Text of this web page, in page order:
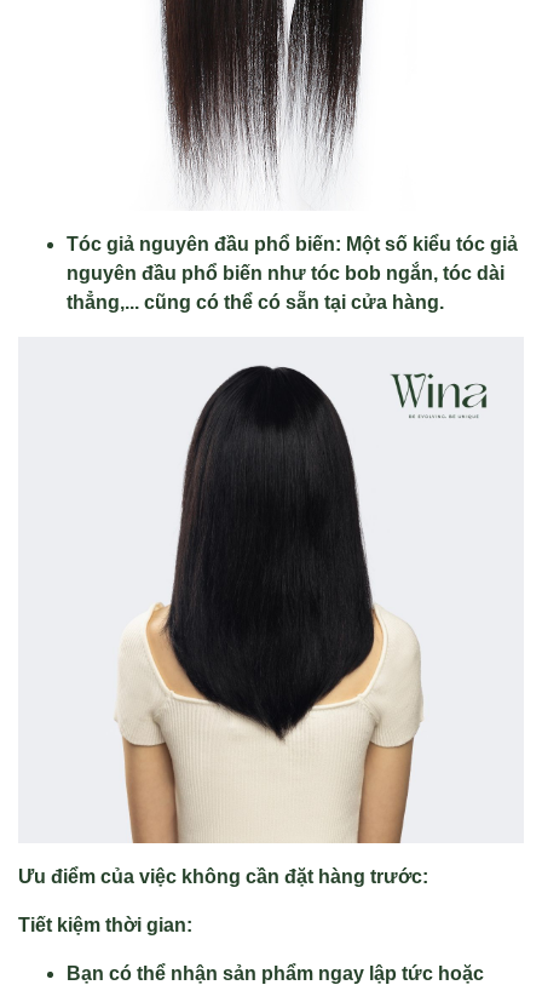
Tóc giả nguyên đầu phổ biến: Một số kiểu tóc giả
nguyên đầu phổ biến như tóc bob ngắn, tóc dài
thẳng,... cũng có thể có sẵn tại cửa hàng.
Ưu điểm của việc không cần đặt hàng trước:
Tiết kiệm thời gian:
Bạn có thể nhận sản phẩm ngay lập tức hoặc